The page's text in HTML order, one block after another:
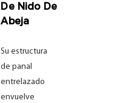
De Nido De
Abeja
Su estructura
de panal
entrelazado
envuelve